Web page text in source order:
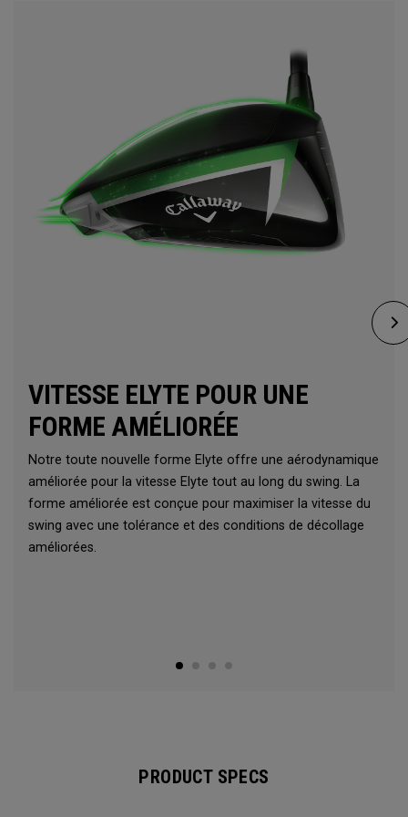
VITESSE ELYTE POUR UNE
FORME AMÉLIORÉE
Notre toute nouvelle forme Elyte offre une aérodynamique
améliorée pour la vitesse Elyte tout au long du swing. La
forme améliorée est conçue pour maximiser la vitesse du
swing avec une tolérance et des conditions de décollage
améliorées.
PRODUCT SPECS